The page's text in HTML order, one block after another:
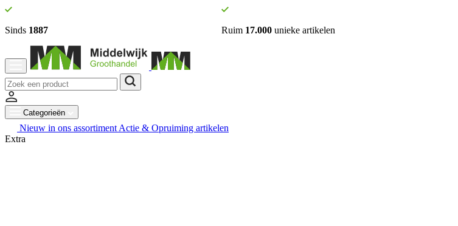
Sinds 1887 Ruim 17.000 unieke artikelen
Categorieën
Nieuw in ons assortiment Actie & Opruiming artikelen
Extra